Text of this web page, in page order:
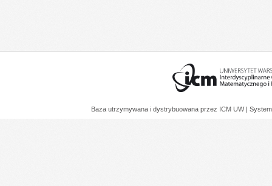
Baza utrzymywana i dystrybuowana przez ICM UW |